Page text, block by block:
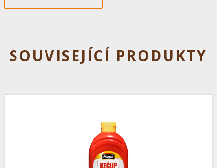
SOUVISEJÍCÍ PRODUKTY